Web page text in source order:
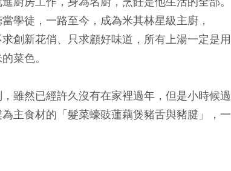
學徒，一路至今，成為米其林星級主廚，
創新花俏、只求顧好味道，所有上湯一定是用
菜色。
雖然已經許久沒有在家裡過年，但是小時候過
主食材的「髮菜蠔豉蓮藕煲豬舌與豬腱」，一